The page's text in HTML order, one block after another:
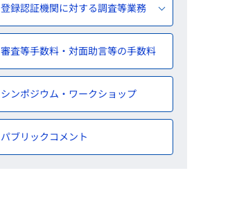
登録認証機関に対する調査等業務
審査等手数料・対面助言等の手数料
シンポジウム・ワークショップ
パブリックコメント